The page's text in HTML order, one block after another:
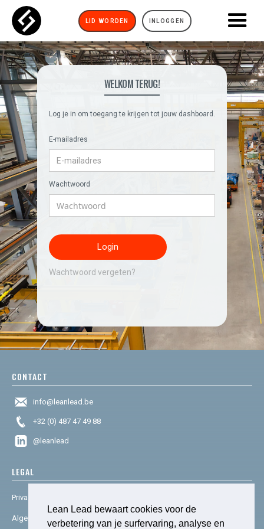
Lean Lead bewaart cookies voor de
verbetering van je surfervaring, analyse en
LID WORDEN INLOGGEN
WELKOM TERUG!
Log je in om toegang te krijgen tot jouw dashboard.
E-mailadres
Wachtwoord
Wachtwoord vergeten?
CONTACT
info@leanlead.be
+32 (0) 487 47 49 88
@leanlead
LEGAL
Privacy & cookies
Algemene voorwaarden